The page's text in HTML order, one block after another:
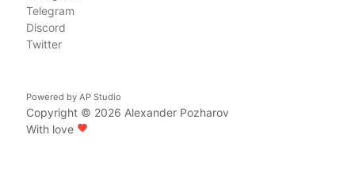
Telegram
Discord
Twitter
Powered by AP Studio
Copyright © 2026 Alexander Pozharov
With love favorite